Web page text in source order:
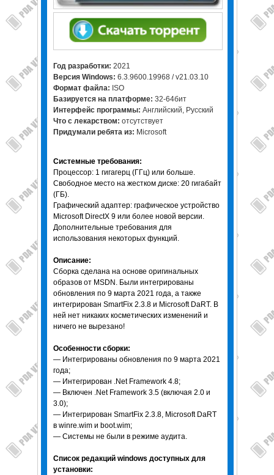
Год разработки: 2021
Версия Windows: 6.3.9600.19968 / v21.03.10
Формат файла: ISO
Базируется на платформе: 32-64бит
Интерфейс программы: Английский, Русский
Что с лекарством: отсутствует
Придумали ребята из: Microsoft
Системные требования:
Процессор: 1 гигагерц (ГГц) или больше.
Свободное место на жестком диске: 20 гигабайт
(ГБ).
Графический адаптер: графическое устройство
Microsoft DirectX 9 или более новой версии.
Дополнительные требования для
использования некоторых функций.
Описание:
Сборка сделана на основе оригинальных
образов от MSDN. Были интегрированы
обновления по 9 марта 2021 года, а также
интегрирован SmartFix 2.3.8 и Microsoft DaRT. В
ней нет никаких косметических изменений и
ничего не вырезано!
Особенности сборки:
— Интегрированы обновления по 9 марта 2021
года;
— Интегрирован .Net Framework 4.8;
— Включен .Net Framework 3.5 (включая 2.0 и
3.0);
— Интегрирован SmartFix 2.3.8, Microsoft DaRT
в winre.wim и boot.wim;
— Системы не были в режиме аудита.
Список редакций windows доступных для
установки: